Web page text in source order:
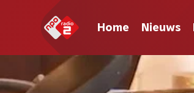
Home Nieuws